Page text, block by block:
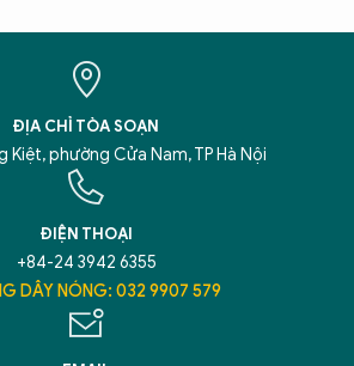
ĐỊA CHỈ TÒA SOẠN
Kiệt, phường Cửa Nam, TP Hà Nội
ĐIỆN THOẠI
+84-24 3942 6355
DÂY NÓNG: 032 9907 579